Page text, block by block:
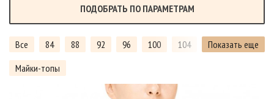
ПОДОБРАТЬ ПО ПАРАМЕТРАМ
Все 84 88 92 96 100 104 108 112
Показать еще
Майки-топы